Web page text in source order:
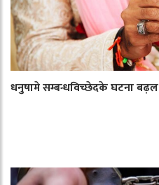
धनुषामे सम्बन्धविच्छेदके घटना बढ़ल